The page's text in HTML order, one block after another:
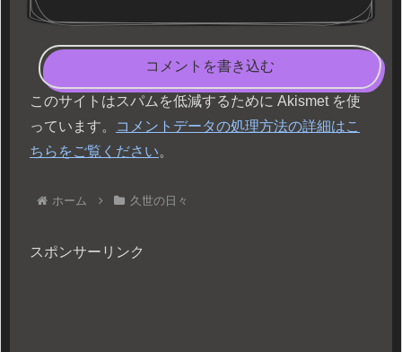
コメントを書き込む
このサイトはスパムを低減するために Akismet を使
っています。
コメントデータの処理方法の詳細はこ
ちらをご覧ください。
ホーム 久世の日々
スポンサーリンク